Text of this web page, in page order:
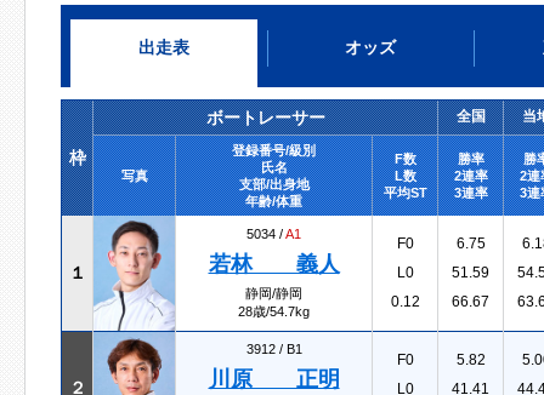
出走表 オッズ
枠
ボートレーサー 全国 当
写真
登録番号/級別
氏名
支部/出身地
年齢/体重
F数
L数
平均ST
勝率
2連率
3連率
勝
2連
3連
１
5034 /A1
若林 義人
静岡/静岡
28歳/54.7kg
F0
L0
0.12
6.75
51.59
66.67
２
3912 / B1
川原 正明
F0
L0
5.82
41.41